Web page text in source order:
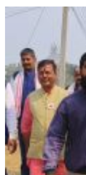
सिराहाको औरहीमा